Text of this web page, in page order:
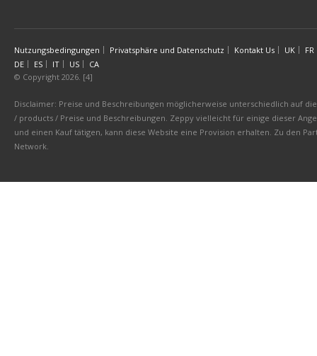
Nutzungsbedingungen Privatsphäre und Datenschutz Kontakt Us UK
FR
DE
ES IT US
CA
© Copyright 2026. [4]
Disclaimer: Preise und Beschreibungen möglicherweise unterschiedlich auf
/ products / Preise und Beschreibungen. Zeppy vielleicht für einige dieser
und einen Kauf tätigen, kann diese Website eine Provision erhalten. Zu den
Network.